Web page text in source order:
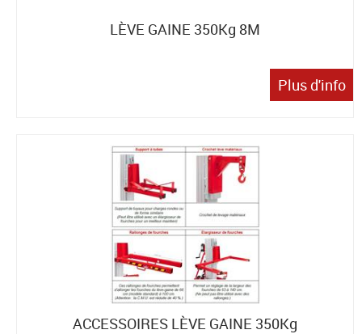
LÈVE GAINE 350Kg 8M
Plus d'info
ACCESSOIRES LÈVE GAINE 350Kg